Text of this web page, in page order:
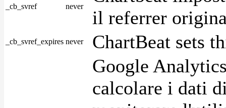
_cb_svref never
il referrer
_cb_svref_expires never ChartBeat sets
Google
calcolare i dati